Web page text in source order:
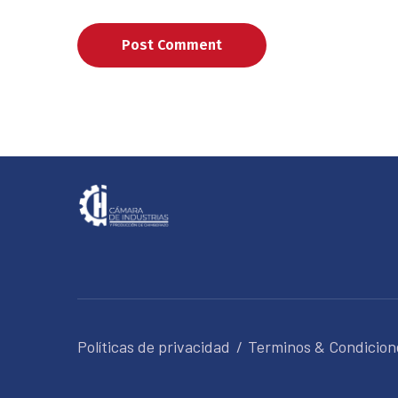
Post Comment
Políticas de privacidad Terminos &